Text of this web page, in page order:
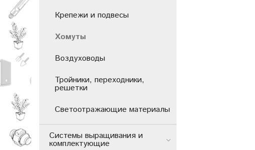
Крепежи и подвесы
Хомуты
Воздуховоды
Тройники, переходники,
решетки
Светоотражающие материалы
Системы выращивания и
комплектующие